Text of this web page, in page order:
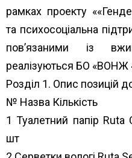
рамках проекту
та психосоціальна
пов’язаними із
реалізуються БО «ВОНЖ
Розділ 1. Опис позицій
№ Назва Кількість
1 Туалетний папір
шт